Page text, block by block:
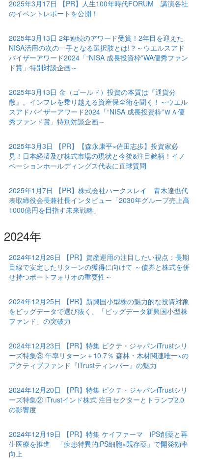
2025年3月17日 【PR】人生100年時代FORUM 講演各社
のイベントレポートを公開！
2025年3月13日 2年連続のアワード受賞！2年目を迎えた
NISA活用の次の一手となる選択肢とは!？～ウエルスアド
バイザーアワード2024「“NISA 成長投資枠”WA優秀ファン
ド賞」特別対談企画～
2025年3月13日 金（ゴールド）投資の本質は『通貨分
散』。インフレを乗り越える資産保全術を聞く！～ウエル
スアドバイザーアワード2024「“NISA 成長投資枠”ＷＡ優
秀ファンド賞」特別対談企画～
2025年3月3日 【PR】【森永康平×佐田志歩】投資家必
見！日本経済及び株式市場の現状と今後&注目銘柄！イノ
ベーションホールディングス代表に直球質問
2025年1月7日 【PR】株式会社ハークスレイ 青木達也代
表取締役会長兼社長インタビュー「2030年グループ売上高
1000億円を目指す未来戦略」
2024年
2024年12月26日 【PR】資産運用の注目したい視点：長期
目線で安定したリターンの獲得に向けて ～債券と株式を併
せ持つポートフォリオの重要性～
2024年12月25日 【PR】新興国小型株の魅力的な投資対象
をビッグデータで選び抜く、「ビッグデータ新興国小型株
ファンド」の突破力
2024年12月23日 【PR】特集 ピクテ・ジャパンiTrustシリ
ーズ特集③ 年率リターン＋10.7％ 森林・木材関連唯一⋆の
アクティブファンド『iTrustティンバー』の魅力
2024年12月20日 【PR】特集 ピクテ・ジャパンiTrustシリ
ーズ特集② iTrustインド株式 注目セクターとトランプ2.0
の影響度
2024年12月19日 【PR】特集 ケイファーマ iPS創薬と再
生医療を推進 「疾患特異的iPS細胞×既存薬」で開発効率
向上